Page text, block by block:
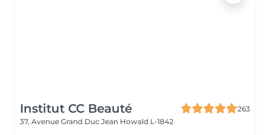
Institut CC Beauté
263
37, Avenue Grand Duc Jean Howald L-1842